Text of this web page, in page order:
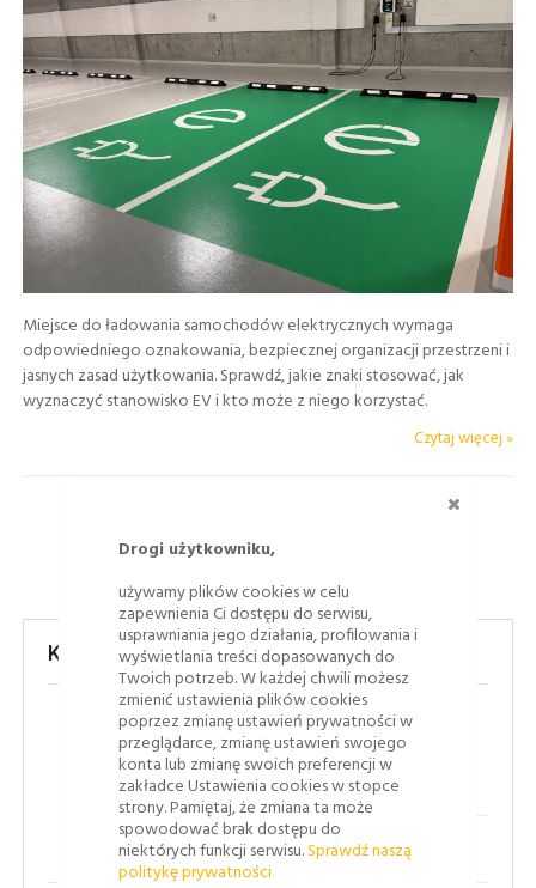
Drogi użytkowniku,
używamy plików cookies w celu
zapewnienia Ci dostępu do serwisu,
usprawniania jego działania, profilowania i
wyświetlania treści dopasowanych do
Twoich potrzeb. W każdej chwili możesz
zmienić ustawienia plików cookies
poprzez zmianę ustawień prywatności w
przeglądarce, zmianę ustawień swojego
konta lub zmianę swoich preferencji w
zakładce Ustawienia cookies w stopce
strony. Pamiętaj, że zmiana ta może
spowodować brak dostępu do
niektórych funkcji serwisu.Sprawdź naszą
politykę prywatności
Miejsce do ładowania samochodów elektrycznych wymaga
odpowiedniego oznakowania, bezpiecznej organizacji przestrzeni i
jasnych zasad użytkowania. Sprawdź, jakie znaki stosować, jak
wyznaczyć stanowisko EV i kto może z niego korzystać.
Czytaj więcej »
Kategorie
Bezpieczeństwo ruchu drogowego(43)
Jak to się robi(8)
Oznakowanie poziome(1)